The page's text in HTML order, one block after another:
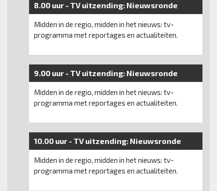
8.00 uur - TV uitzending: Nieuwsronde
Midden in de regio, midden in het nieuws: tv-
programma met reportages en actualiteiten.
9.00 uur - TV uitzending: Nieuwsronde
Midden in de regio, midden in het nieuws: tv-
programma met reportages en actualiteiten.
10.00 uur - TV uitzending: Nieuwsronde
Midden in de regio, midden in het nieuws: tv-
programma met reportages en actualiteiten.